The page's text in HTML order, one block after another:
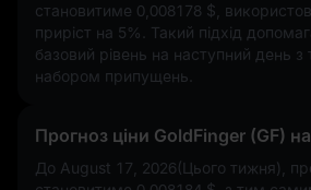
становитиме 0,008178 $ ,
приріст на 5%
. Такий підхід
базовий рівень на наступний день
набором припущень.
Прогноз ціни GoldFinger (GF)
До August 17, 2026(Цього тижня),